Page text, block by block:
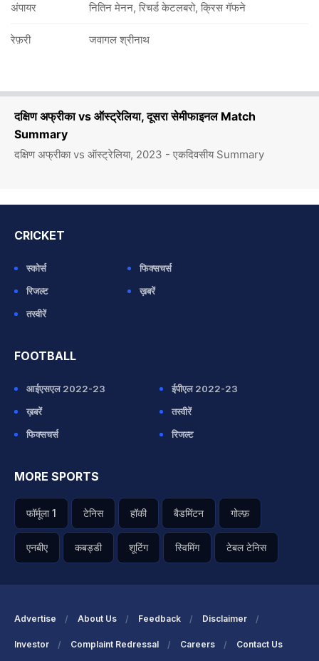
दक्षिण अफ्रीका vs ऑस्ट्रेलिया, दूसरा सेमीफाइनल Match
Summary
दक्षिण अफ्रीका vs ऑस्ट्रेलिया, 2023 - एकदिवसीय Summary
अंपायर नितिन मेनन, रिचर्ड केटलबरो, क्रिस गॅफने
रेफ़री जवागल श्रीनाथ
CRICKET
स्कोर्स
फिक्सचर्स
रिजल्ट
ख़बरें
तस्वीरें
FOOTBALL
आईएसएल 2022-23
ईपीएल 2022-23
ख़बरें
तस्वीरें
फिक्सचर्स
रिजल्ट
MORE SPORTS
फॉर्मूला 1 टेनिस हॉकी बैडमिंटन गोल्फ़
एनबीए कबड्डी शूटिंग स्विमिंग टेबल टेनिस
Advertise About Us Feedback Disclaimer
Investor Complaint Redressal Careers Contact Us